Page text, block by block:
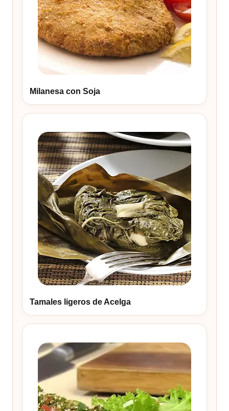
Milanesa con Soja
Tamales ligeros de Acelga